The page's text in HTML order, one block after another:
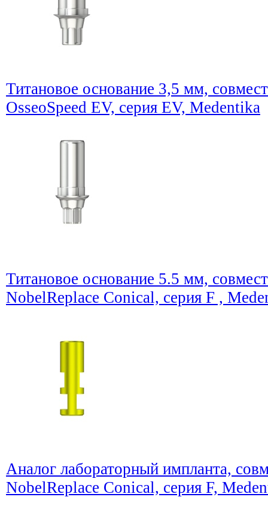
Титановое основание 3,5 мм,
OsseoSpeed EV, серия EV, Medentika
Титановое основание 5.5 мм,
NobelReplace Conical, серия F ,
Аналог лабораторный импланта,
NobelReplace Conical, серия F,